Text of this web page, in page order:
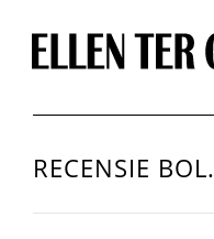
content
RECENSIE